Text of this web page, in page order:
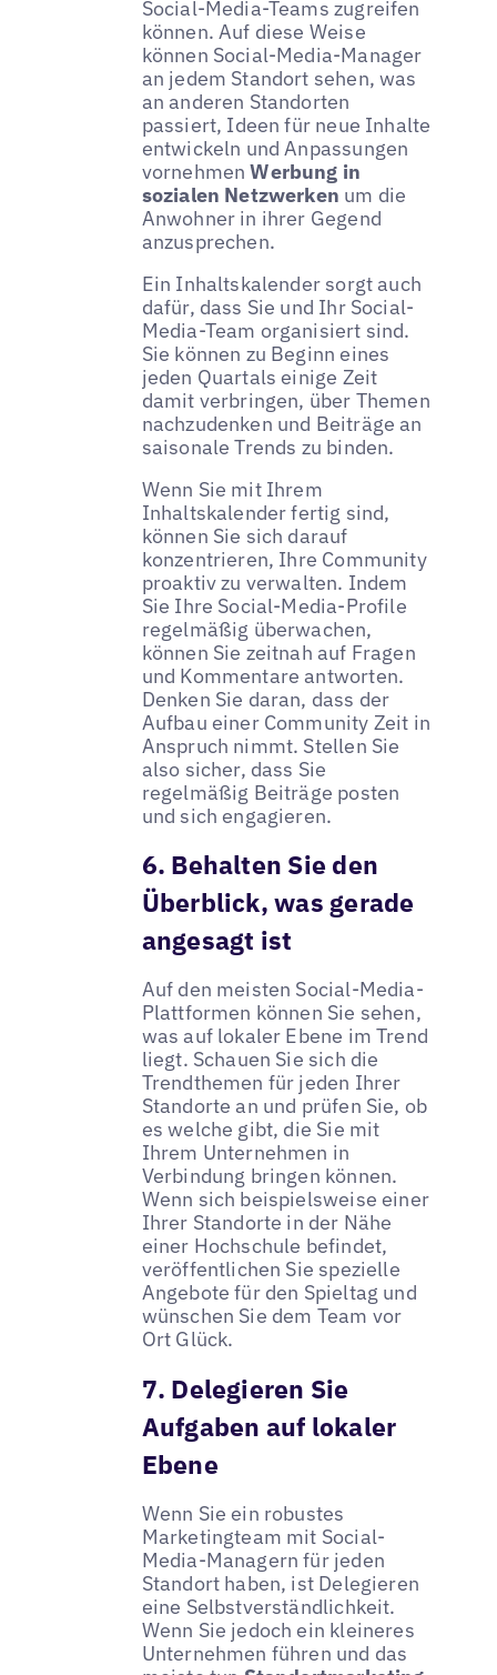
Social-Media-Teams zugreifen
können. Auf diese Weise
können Social-Media-Manager
an jedem Standort sehen, was
an anderen Standorten
passiert, Ideen für neue Inhalte
entwickeln und Anpassungen
vornehmen Werbung in
sozialen Netzwerken um die
Anwohner in ihrer Gegend
anzusprechen.
Ein Inhaltskalender sorgt auch
dafür, dass Sie und Ihr Social-
Media-Team organisiert sind.
Sie können zu Beginn eines
jeden Quartals einige Zeit
damit verbringen, über Themen
nachzudenken und Beiträge an
saisonale Trends zu binden.
Wenn Sie mit Ihrem
Inhaltskalender fertig sind,
können Sie sich darauf
konzentrieren, Ihre Community
proaktiv zu verwalten. Indem
Sie Ihre Social-Media-Profile
regelmäßig überwachen,
können Sie zeitnah auf Fragen
und Kommentare antworten.
Denken Sie daran, dass der
Aufbau einer Community Zeit in
Anspruch nimmt. Stellen Sie
also sicher, dass Sie
regelmäßig Beiträge posten
und sich engagieren.
6. Behalten Sie den
Überblick, was gerade
angesagt ist
Auf den meisten Social-Media-
Plattformen können Sie sehen,
was auf lokaler Ebene im Trend
liegt. Schauen Sie sich die
Trendthemen für jeden Ihrer
Standorte an und prüfen Sie, ob
es welche gibt, die Sie mit
Ihrem Unternehmen in
Verbindung bringen können.
Wenn sich beispielsweise einer
Ihrer Standorte in der Nähe
einer Hochschule befindet,
veröffentlichen Sie spezielle
Angebote für den Spieltag und
wünschen Sie dem Team vor
Ort Glück.
7. Delegieren Sie
Aufgaben auf lokaler
Ebene
Wenn Sie ein robustes
Marketingteam mit Social-
Media-Managern für jeden
Standort haben, ist Delegieren
eine Selbstverständlichkeit.
Wenn Sie jedoch ein kleineres
Unternehmen führen und das